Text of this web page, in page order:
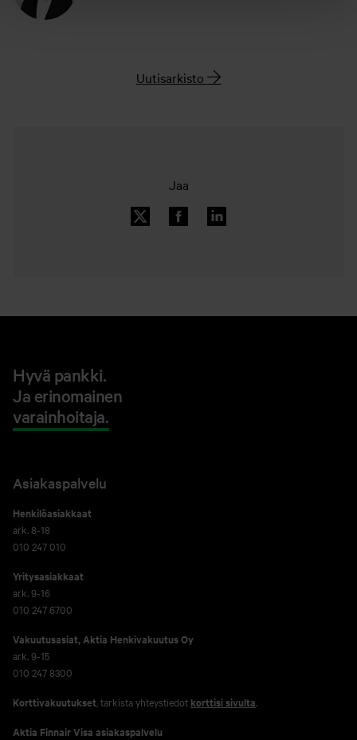
Uutisarkisto
Jaa
Hyvä pankki.
Ja erinomainen
varainhoitaja.
Asiakaspalvelu
Henkilöasiakkaat
ark. 8-18
010 247 010
Yritysasiakkaat
ark. 9-16
010 247 6700
Vakuutusasiat, Aktia Henkivakuutus Oy
ark. 9-15
010 247 8300
Korttivakuutukset , tarkista yhteystiedot korttisi sivulta.
Aktia Finnair Visa asiakaspalvelu